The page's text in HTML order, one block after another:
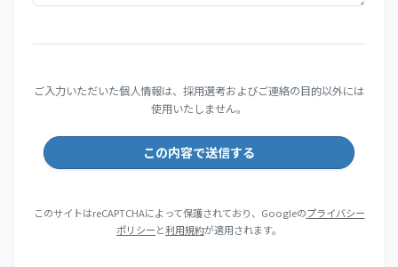
ご入力いただいた個人情報は、採用選考およびご連絡の目的以外には
使用いたしません。
このサイトはreCAPTCHAによって保護されており、Googleのプライバシー
ポリシーと利用規約が適用されます。